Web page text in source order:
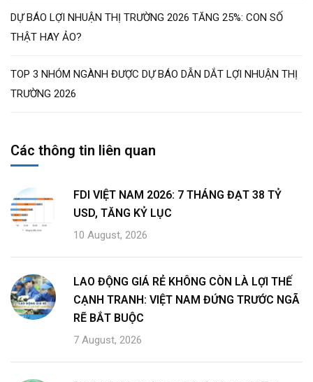
DỰ BÁO LỢI NHUẬN THỊ TRƯỜNG 2026 TĂNG 25%: CON SỐ
THẬT HAY ẢO?
TOP 3 NHÓM NGÀNH ĐƯỢC DỰ BÁO DẪN DẮT LỢI NHUẬN THỊ
TRƯỜNG 2026
Các thông tin liên quan
FDI VIỆT NAM 2026: 7 THÁNG ĐẠT 38 TỶ
USD, TĂNG KỶ LỤC
10 August, 2026
LAO ĐỘNG GIÁ RẺ KHÔNG CÒN LÀ LỢI THẾ
CẠNH TRANH: VIỆT NAM ĐỨNG TRƯỚC NGÃ
RẼ BẮT BUỘC
7 August, 2026